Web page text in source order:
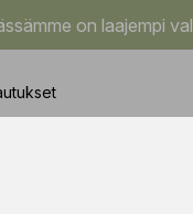
on laajempi